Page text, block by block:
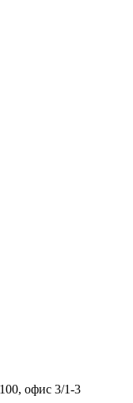
офис 3/1-3